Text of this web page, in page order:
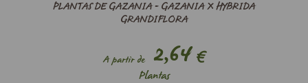
PLANTAS DE GAZANIA - GAZANIA X HYBRIDA
GRANDIFLORA
A partir de2,64€
Plantas